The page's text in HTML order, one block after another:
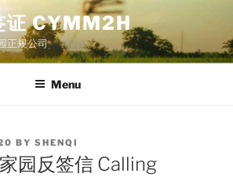
证 CYMM2H
正规公司
Menu
BY SHENQI
园反签信 Calling